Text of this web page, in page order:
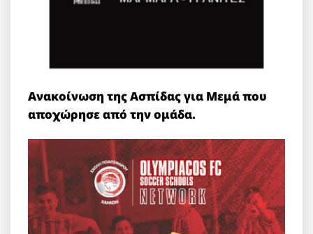
Ανακοίνωση της Ασπίδας για Μεμά που
αποχώρησε από την ομάδα.